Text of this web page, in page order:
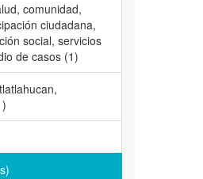
comunidad,
ciudadana,
social, servicios
de casos (1)